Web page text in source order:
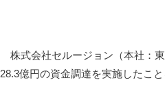
株式会社セルージョン（本社：
28.3億円の資金調達を実施したこと